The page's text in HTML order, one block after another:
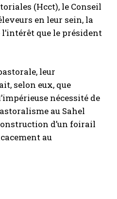
(Hcct), le Conseil
en leur sein, la
que le président
leur
selon eux, que
nécessité de
au Sahel
d’un foirail
au